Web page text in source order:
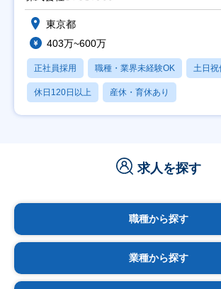
東京都
403万~600万
正社員採用 職種・業界未経験OK 土日祝
休日120日以上 産休・育休あり
求人を探す
職種から探す
業種から探す